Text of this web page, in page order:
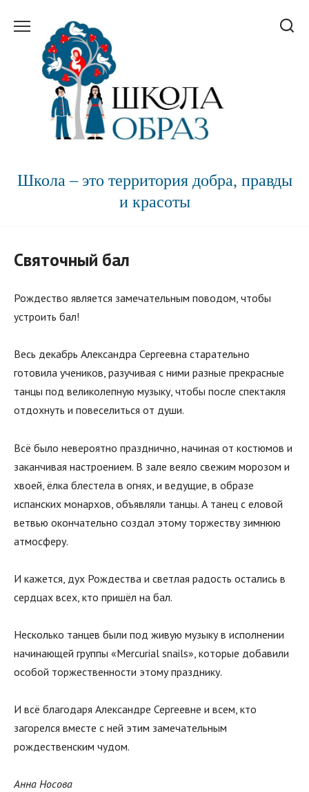
содержанию
Школа – это территория добра, правды
и красоты
Святочный бал
Рождество является замечательным поводом, чтобы
устроить бал!
Весь декабрь Александра Сергеевна старательно
готовила учеников, разучивая с ними разные прекрасные
танцы под великолепную музыку, чтобы после спектакля
отдохнуть и повеселиться от души.
Всё было невероятно празднично, начиная от костюмов и
заканчивая настроением. В зале веяло свежим морозом и
хвоей, ёлка блестела в огнях, и ведущие, в образе
испанских монархов, объявляли танцы. А танец с еловой
ветвью окончательно создал этому торжеству зимнюю
атмосферу.
И кажется, дух Рождества и светлая радость остались в
сердцах всех, кто пришёл на бал.
Несколько танцев были под живую музыку в исполнении
начинающей группы «Mercurial snails», которые добавили
особой торжественности этому празднику.
И всё благодаря Александре Сергеевне и всем, кто
загорелся вместе с ней этим замечательным
рождественским чудом.
Анна Носова